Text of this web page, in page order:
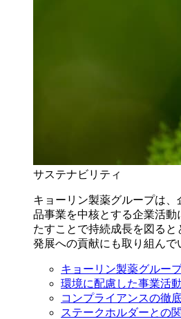
サステナビリティ
キョーリン製薬グループは
品事業を中核とする企業活
たすことで持続成長を図る
発展への貢献にも取り組んで
キョーリン製薬グルー
環境に配慮した事業活動
コンプライアンスの徹
ステークホルダーとの